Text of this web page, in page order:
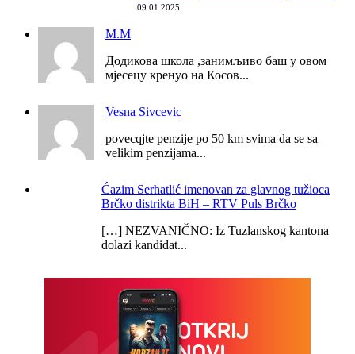
09.01.2025
М.М
Додикова школа ,занимљиво баш у овом
мјесецу кренуо на Косов...
Vesna Sivcevic
povecqjte penzije po 50 km svima da se sa
velikim penzijama...
Ćazim Serhatlić imenovan za glavnog tužioca
Brčko distrikta BiH – RTV Puls Brčko
[…] NEZVANIČNO: Iz Tuzlanskog kantona
dolazi kandidat...